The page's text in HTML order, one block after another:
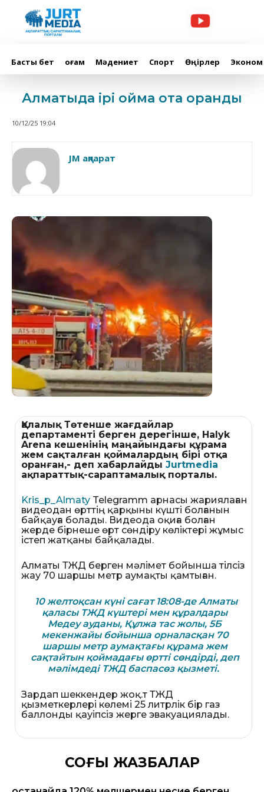
Басты бет Қоғам Мәдениет Спорт Өңірлер
Алматыда ірі қойма отқа оранды
10/12/25 19:04
JM ақпарат
Қалалық Төтенше жағдайлар
департаменті берген дерегінше, Halyk
Arena кешенінің маңайындағы құрама
жем сақталған қоймалардың бірі отқа
оранған,- деп хабарлайды Jurtmedia
ақпараттық-сараптамалық порталы.
Kris_p_Almaty Telegramm арнасы жариялаған
видеодан өрттің қарқыны күшті болғанын
байқауға болады. Видеода оқиға болған
жерде бірнеше өрт сөндіру көліктері жұмыс
істеп жатқаны байқалады.
Алматы ТЖД берген мәлімет бойынша тілсіз
жау 70 шаршы метр аумақты қамтыған.
10 желтоқсан күні сағат 18:08-де Алматы
қаласы ТЖД күштері мен құралдары
Медеу ауданы, Құлжа тас жолы, 5Б
мекенжайы бойынша орналасқан 70
шаршы метр аумақтағы құрама жем
сақтайтын қоймадағы өртті сөндірді, деп
мәлімдеді ТЖД баспасөз қызметі.
Зардап шеккендер жоқ.т ТЖД
қызметкерлері көлемі 25 литрлік бір газ
баллонды қауіпсіз жерге эвакуациялады.
СОҢҒЫ ЖАЗБАЛАР